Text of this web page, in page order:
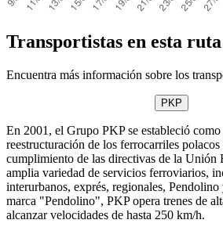
Transportistas en esta ruta
Encuentra más información sobre los
PKP
En 2001, el Grupo PKP se estableció como
reestructuración de los ferrocarriles
cumplimiento de las directivas de la Unión
amplia variedad de servicios ferroviarios,
interurbanos, exprés, regionales,
marca "Pendolino", PKP opera trenes de
alcanzar velocidades de hasta 250 km/h.